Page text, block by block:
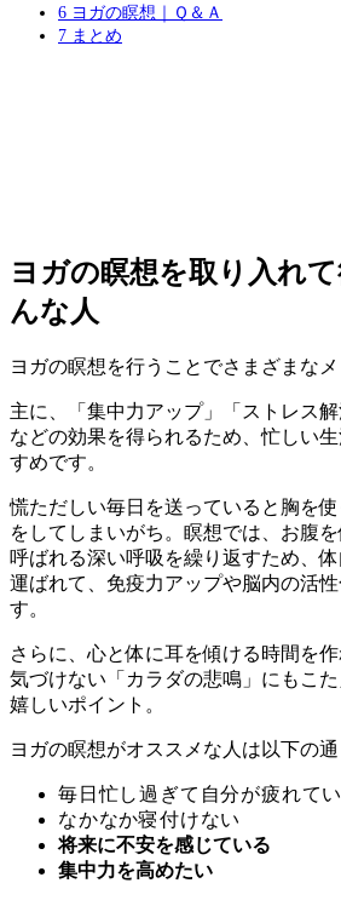
6 ヨガの瞑想｜Ｑ＆Ａ
7 まとめ
ヨガの瞑想を取り入れ
んな人
ヨガの瞑想を行うことでさまざまなメ
主に、
「集中力アップ」「ストレス
などの効果を得られるため、忙しい
すめです。
慌ただしい毎日を送っていると胸を使
をしてしまいがち。瞑想では、お腹
呼ばれる深い呼吸を繰り返すため、
運ばれて、免疫力アップや脳内の活性
す。
さらに、心と体に耳を傾ける時間を
気づけない「カラダの悲鳴」にもこ
嬉しいポイント。
ヨガの瞑想がオススメな人は以下の通
毎日忙し過ぎて自分が疲れて
なかなか寝付けない
将来に不安を感じている
集中力を高めたい